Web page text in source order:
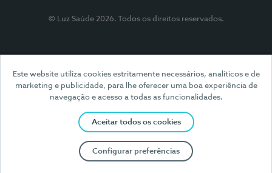
Este website utiliza cookies estritamente necessários, analíticos e de
marketing e publicidade, para lhe oferecer uma boa experiência de
navegação e acesso a todas as funcionalidades.
Aceitar todos os cookies
Configurar preferências
© Luz Saúde 2026. Todos os direitos reservados.